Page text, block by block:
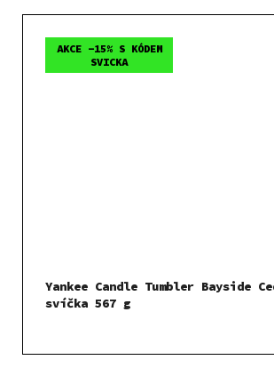
AKCE -15% S KÓDEM
SVICKA
Yankee Candle Tumbler Bayside
svíčka 567 g